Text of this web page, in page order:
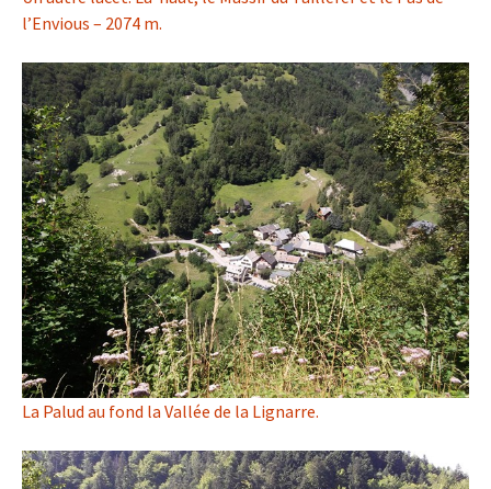
l’Envious – 2074 m.
La Palud au fond la Vallée de la Lignarre.